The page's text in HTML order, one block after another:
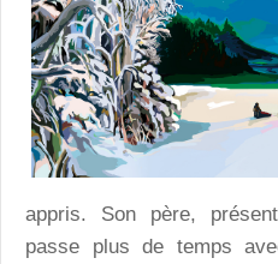
appris. Son père,
passe plus de temps